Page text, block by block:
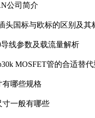
公司简介
头国标与欧标的区别及其
导线参数及载流量解析
MOSFET管的合适替
有哪些规格
寸一般有哪些